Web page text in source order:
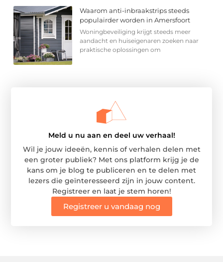
Waarom anti-inbraakstrips steeds
populairder worden in Amersfoort
Woningbeveiliging krijgt steeds meer
aandacht en huiseigenaren zoeken naar
praktische oplossingen om
Meld u nu aan en deel uw verhaal!
Wil je jouw ideeën, kennis of verhalen delen met
een groter publiek? Met ons platform krijg je de
kans om je blog te publiceren en te delen met
lezers die geïnteresseerd zijn in jouw content.
Registreer en laat je stem horen!
Registreer u vandaag nog